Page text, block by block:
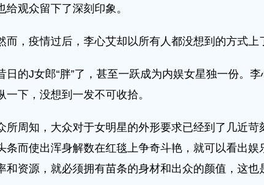
给观众留下了深刻印象。
疫情过后，李心艾却以所有人都没想到的方式上了
J女郎“胖”了，甚至一跃成为内娱女星独一份。李
一下，没想到一发不可收拾。
周知，大众对于女明星的外形要求已经到了几近苛
条而使出浑身解数在红毯上争奇斗艳，就可以看出
和资源，就必须拥有苗条的身材和出众的颜值，这也